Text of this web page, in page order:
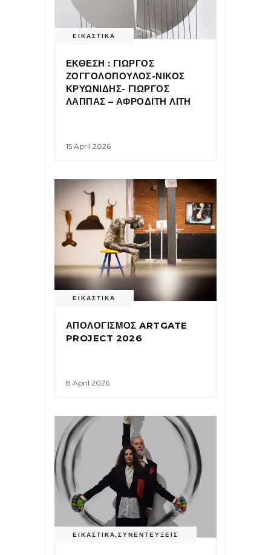
ΕΙΚΑΣΤΙΚΑ
ΕΚΘΕΣΗ : ΓΙΩΡΓΟΣ
ΖΟΓΓΟΛΟΠΟΥΛΟΣ-ΝΙΚΟΣ
ΚΡΥΩΝΙΔΗΣ- ΓΙΩΡΓΟΣ
ΛΑΠΠΑΣ – ΑΦΡΟΔΙΤΗ ΛΙΤΗ
15 April 2026
ΕΙΚΑΣΤΙΚΑ
ΑΠΟΛΟΓΙΣΜΟΣ ARTGATE
PROJECT 2026
8 April 2026
ΕΙΚΑΣΤΙΚΑ,ΣΥΝΕΝΤΕΥΞΕΙΣ